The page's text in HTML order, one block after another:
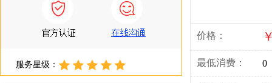
价格：
最低消费： 0
服务星级：